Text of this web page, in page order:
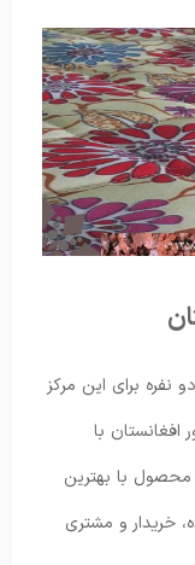
نفره برای این مرکز
افغانستان با
با بهترین
خریدار و مشتری